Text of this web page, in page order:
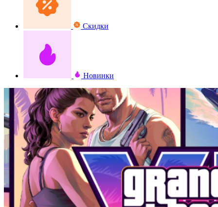
Скидки
Новинки